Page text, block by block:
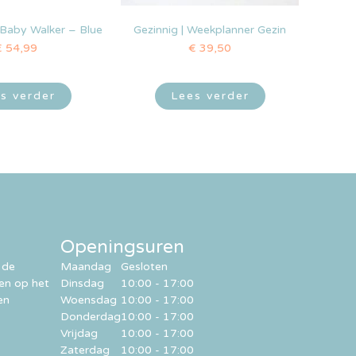
Walker – Blue
54,99
verder
Gezinnig | Weekplanner Gezin
€ 39,50
Lees verder
op het
Openingsuren
Maandag
Dinsdag
Woensdag
Donderdag
Vrijdag
Zaterdag
Gesloten
10:00 - 17:00
10:00 - 17:00
10:00 - 17:00
10:00 - 17:00
10:00 - 17:00